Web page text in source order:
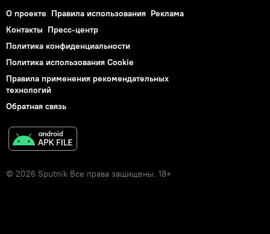
О проекте Правила использования Реклама
Контакты Пресс-центр
Политика конфиденциальности
Политика использования Cookie
Правила применения рекомендательных
технологий
Обратная связь
© 2026 Sputnik Все права защищены. 18+